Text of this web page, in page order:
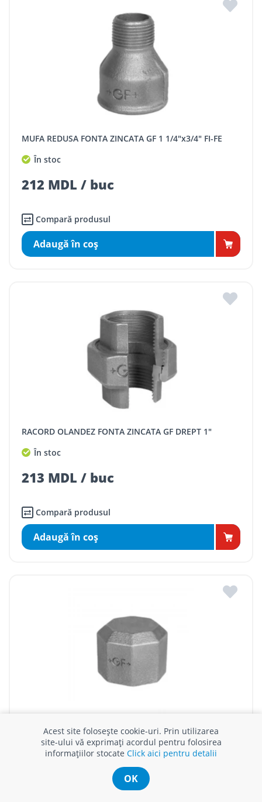
MUFA REDUSA FONTA ZINCATA GF 1 1/4"x3/4" FI-FE
În stoc
212 MDL / buc
Compară produsul
Adaugă în coş
RACORD OLANDEZ FONTA ZINCATA GF DREPT 1"
În stoc
213 MDL / buc
Compară produsul
Adaugă în coş
În stoc
Acest site folosește cookie-uri. Prin utilizarea
site-ului vă exprimați acordul pentru folosirea
informațiilor stocate Click aici pentru detalii
OK